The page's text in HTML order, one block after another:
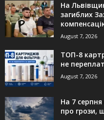
На
загиблих
August 7, 2026
ТОП-8
не
August 7, 2026
На 7
про грози,